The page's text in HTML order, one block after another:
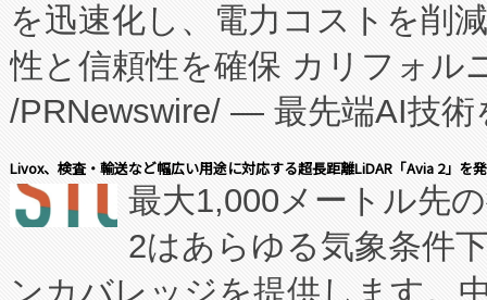
従来のフェッドバッチ施設の
に、患者やサプライチェーン
キー方式で拡張性が高く、持
す。FCCM‑を活用した現地生
患者にとっての費用負担を大
のアクセスを大幅に拡大する
を迅速化し、電力コストを削
性と信頼性を確保 カリフォル
/PRNewswire/ — 最先端AI技術
会社エーアイ・アンド：本社
President原信平）と、エンタ
ードするVoltaiqは、日本にあ
Livox、検査・輸送など幅広い用途に対応する超長距離LiDAR「Avia 2」を
最大1,000メートル先
2はあらゆる気象条件
ンカバレッジを提供します。